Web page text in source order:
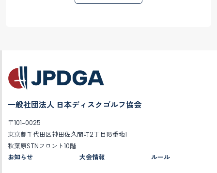
一般社団法人 日本ディスクゴルフ協会
〒101-0025
東京都千代田区神田佐久間町2丁目18番地1
秋葉原STNフロント10階
お知らせ
大会情報 ルール